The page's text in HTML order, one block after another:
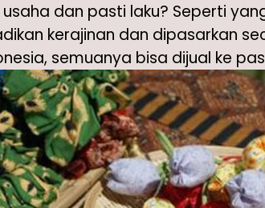
usaha dan pasti laku? Seperti
kerajinan dan dipasarkan
semuanya bisa dijual ke